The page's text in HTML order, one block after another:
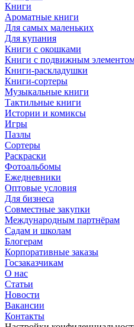
Книги
Ароматные книги
Для самых маленьких
Для купания
Книги с окошками
Книги с подвижным
Книги-раскладушки
Книги-сортеры
Музыкальные книги
Тактильные книги
Истории и комиксы
Игры
Пазлы
Сортеры
Раскраски
Фотоальбомы
Ежедневники
Оптовые условия
Для бизнеса
Совместные закупки
Международным партнёрам
Садам и школам
Блогерам
Корпоративные заказы
Госзаказчикам
О нас
Статьи
Новости
Вакансии
Контакты